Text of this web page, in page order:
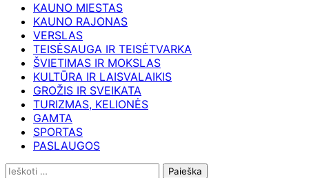
KAUNO MIESTAS
KAUNO RAJONAS
VERSLAS
TEISĖSAUGA IR TEISĖTVARKA
ŠVIETIMAS IR MOKSLAS
KULTŪRA IR LAISVALAIKIS
GROŽIS IR SVEIKATA
TURIZMAS, KELIONĖS
GAMTA
SPORTAS
PASLAUGOS
Ieškoti: